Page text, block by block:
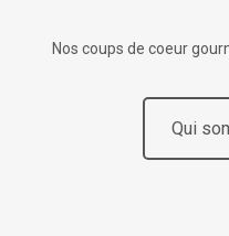
Nos coups de coeur
Qui